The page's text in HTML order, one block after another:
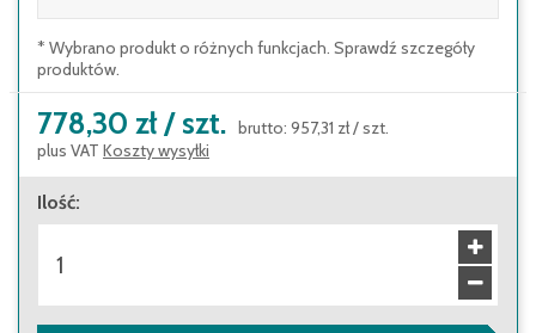
* Wybrano produkt o różnych funkcjach. Sprawdź szczegóły
produktów.
778,30 zł / szt. brutto: 957,31 zł/szt.
plus VAT Koszty wysyłki
Ilość: